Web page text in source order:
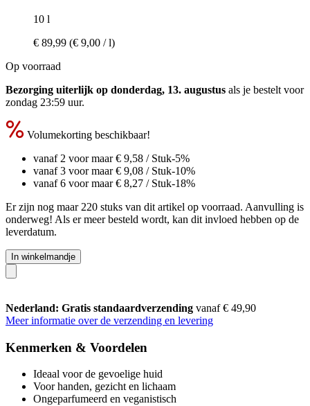
10 l
€ 89,99 (€ 9,00 / l)
Op voorraad
Bezorging uiterlijk op donderdag, 13. augustus als je bestelt voor
zondag 23:59 uur.
Volumekorting beschikbaar!
vanaf 2 voor maar€ 9,58 / Stuk-5%
vanaf 3 voor maar€ 9,08 / Stuk-10%
vanaf 6 voor maar€ 8,27 / Stuk-18%
Er zijn nog maar 220 stuks van dit artikel op voorraad. Aanvulling is
onderweg! Als er meer besteld wordt, kan dit invloed hebben op de
leverdatum.
In winkelmandje
Nederland: Gratis standaardverzending vanaf € 49,90
Meer informatie over de verzending en levering
Kenmerken & Voordelen
Ideaal voor de gevoelige huid
Voor handen, gezicht en lichaam
Ongeparfumeerd en veganistisch